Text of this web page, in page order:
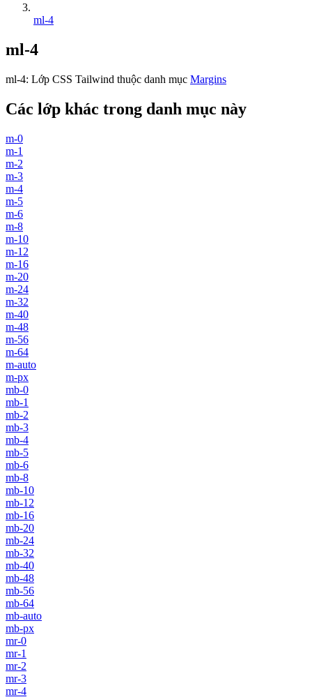
ml-4
ml-4
ml-4: Lớp CSS Tailwind thuộc danh mục Margins
Các lớp khác trong danh mục này
m-0
m-1
m-2
m-3
m-4
m-5
m-6
m-8
m-10
m-12
m-16
m-20
m-24
m-32
m-40
m-48
m-56
m-64
m-auto
m-px
mb-0
mb-1
mb-2
mb-3
mb-4
mb-5
mb-6
mb-8
mb-10
mb-12
mb-16
mb-20
mb-24
mb-32
mb-40
mb-48
mb-56
mb-64
mb-auto
mb-px
mr-0
mr-1
mr-2
mr-3
mr-4